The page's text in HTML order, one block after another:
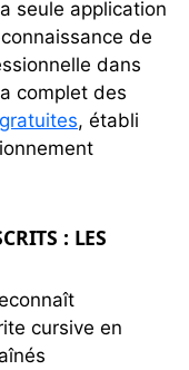
seule application
de
dans
complet des
, établi
: LES
cursive en